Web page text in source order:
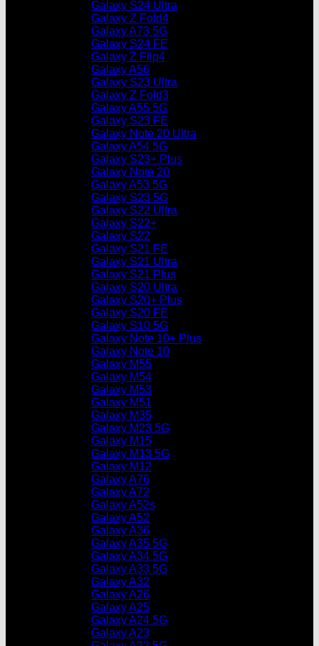
Galaxy S24 Ultra
Galaxy Z Fold4
Galaxy A73 5G
Galaxy S24 FE
Galaxy Z Flip4
Galaxy A56
Galaxy S23 Ultra
Galaxy Z Fold3
Galaxy A55 5G
Galaxy S23 FE
Galaxy Note 20 Ultra
Galaxy A54 5G
Galaxy S23+ Plus
Galaxy Note 20
Galaxy A53 5G
Galaxy S23 5G
Galaxy S22 Ultra
Galaxy S22+
Galaxy S22
Galaxy S21 FE
Galaxy S21 Ultra
Galaxy S21 Plus
Galaxy S20 Ultra
Galaxy S20+ Plus
Galaxy S20 FE
Galaxy S10 5G
Galaxy Note 10+ Plus
Galaxy Note 10
Galaxy M55
Galaxy M54
Galaxy M53
Galaxy M51
Galaxy M35
Galaxy M23 5G
Galaxy M15
Galaxy M13 5G
Galaxy M12
Galaxy A76
Galaxy A72
Galaxy A52s
Galaxy A52
Galaxy A36
Galaxy A35 5G
Galaxy A34 5G
Galaxy A33 5G
Galaxy A32
Galaxy A26
Galaxy A25
Galaxy A24 5G
Galaxy A23